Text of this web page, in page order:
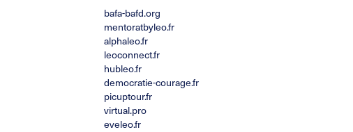
bafa-bafd.org
mentoratbyleo.fr
alphaleo.fr
leoconnect.fr
hubleo.fr
democratie-courage.fr
picuptour.fr
virtual.pro
eveleo.fr